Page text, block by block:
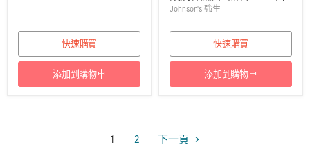
快速購買
添加到購物車
Johnson's 強生
快速購買
添加到購物車
1 2 下一頁